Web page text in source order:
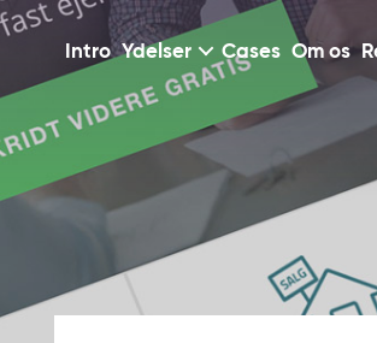
Intro Ydelser Cases Om os